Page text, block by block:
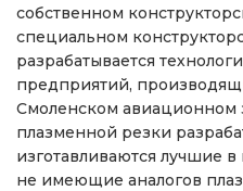
собственном
специальном
разрабатывается
предприятий,
Смоленском авиационном
плазменной резки
изготавливаются лучшие
не имеющие аналогов